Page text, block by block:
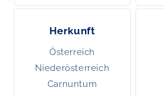
Herkunft
Österreich
Niederösterreich
Carnuntum